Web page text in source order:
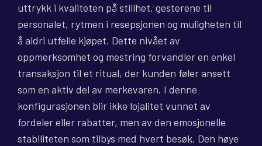
uttrykk i kvaliteten på stillhet, gesterene til
personalet, rytmen i resepsjonen og muligheten til
å aldri utfelle kjøpet. Dette nivået av
oppmerksomhet og mestring forvandler en enkel
transaksjon til et ritual, der kunden føler ansett
som en aktiv del av merkevaren. I denne
konfigurasjonen blir ikke lojalitet vunnet av
fordeler eller rabatter, men av den emosjonelle
stabiliteten som tilbys med hvert besøk. Den høye